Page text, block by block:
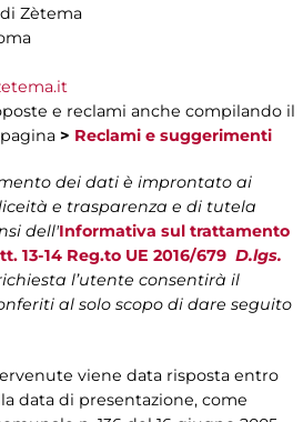
Zètema
e reclami anche compilando il
> Reclami e suggerimenti
dei dati è improntato ai
e trasparenza e di tutela
dell'Informativa sul trattamento
13-14 Reg.to UE 2016/679 D.lgs.
l’utente consentirà il
al solo scopo di dare seguito
viene data risposta entro
data di presentazione, come